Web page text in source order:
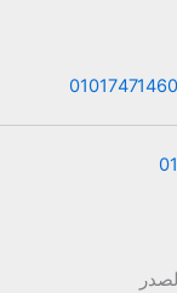
01017471460